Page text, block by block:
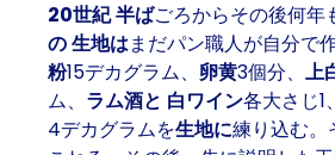
20世紀半ばごろからその後何年
の生地はまだパン職人が自分で
粉15デカグラム、 卵黄3個分、 上
ム、 ラム酒と 白ワイン各大さじ1、
4デカグラムを生地に練り込む。